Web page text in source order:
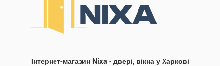
Інтернет-магазин Nixa - двері, вікна у Харкові